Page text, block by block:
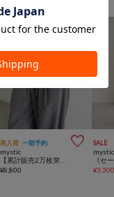
再入荷 一部予約 
mystic
【累計販売2万枚突破】《WEB限定NVY・PSサイズ登場/4サイズ展開》ラインストーンWベルトパンツ
¥8,800
SALE
mystic
¥